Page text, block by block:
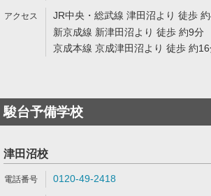
JR中央・総武線 津田沼より 徒歩
新京成線 新津田沼より 徒歩 約9分
京成本線 京成津田沼より 徒歩 約
駿台予備学校
津田沼校
0120-49-2418